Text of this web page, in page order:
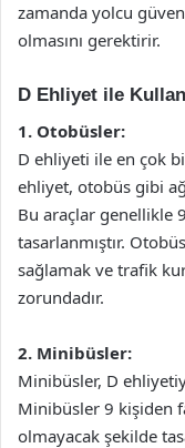
zamanda yolcu
olmasını gerektirir.
D Ehliyet ile
1. Otobüsler:
D ehliyeti ile en çok
ehliyet, otobüs gibi
Bu araçlar genellikle
tasarlanmıştır.
sağlamak ve trafik
zorundadır.
2. Minibüsler:
Minibüsler, D
Minibüsler 9 kişiden
olmayacak şekilde